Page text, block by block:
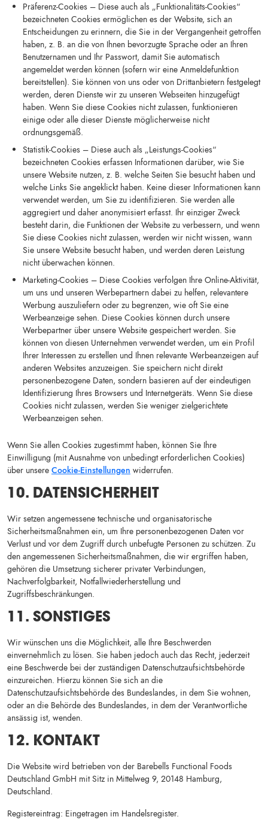
Präferenz-Cookies – Diese auch als „Funktionalitäts-Cookies“
bezeichneten Cookies ermöglichen es der Website, sich an
Entscheidungen zu erinnern, die Sie in der Vergangenheit getroffen
haben, z. B. an die von Ihnen bevorzugte Sprache oder an Ihren
Benutzernamen und Ihr Passwort, damit Sie automatisch
angemeldet werden können (sofern wir eine Anmeldefunktion
bereitstellen). Sie können von uns oder von Drittanbietern festgelegt
werden, deren Dienste wir zu unseren Webseiten hinzugefügt
haben. Wenn Sie diese Cookies nicht zulassen, funktionieren
einige oder alle dieser Dienste möglicherweise nicht
ordnungsgemäß.
Statistik-Cookies – Diese auch als „Leistungs-Cookies“
bezeichneten Cookies erfassen Informationen darüber, wie Sie
unsere Website nutzen, z. B. welche Seiten Sie besucht haben und
welche Links Sie angeklickt haben. Keine dieser Informationen kann
verwendet werden, um Sie zu identifizieren. Sie werden alle
aggregiert und daher anonymisiert erfasst. Ihr einziger Zweck
besteht darin, die Funktionen der Website zu verbessern, und wenn
Sie diese Cookies nicht zulassen, werden wir nicht wissen, wann
Sie unsere Website besucht haben, und werden deren Leistung
nicht überwachen können.
Marketing-Cookies – Diese Cookies verfolgen Ihre Online-Aktivität,
um uns und unseren Werbepartnern dabei zu helfen, relevantere
Werbung auszuliefern oder zu begrenzen, wie oft Sie eine
Werbeanzeige sehen. Diese Cookies können durch unsere
Werbepartner über unsere Website gespeichert werden. Sie
können von diesen Unternehmen verwendet werden, um ein Profil
Ihrer Interessen zu erstellen und Ihnen relevante Werbeanzeigen auf
anderen Websites anzuzeigen. Sie speichern nicht direkt
personenbezogene Daten, sondern basieren auf der eindeutigen
Identifizierung Ihres Browsers und Internetgeräts. Wenn Sie diese
Cookies nicht zulassen, werden Sie weniger zielgerichtete
Werbeanzeigen sehen.
Wenn Sie allen Cookies zugestimmt haben, können Sie Ihre
Einwilligung (mit Ausnahme von unbedingt erforderlichen Cookies)
über unsere Cookie-Einstellungen widerrufen.
10. DATENSICHERHEIT
Wir setzen angemessene technische und organisatorische
Sicherheitsmaßnahmen ein, um Ihre personenbezogenen Daten vor
Verlust und vor dem Zugriff durch unbefugte Personen zu schützen. Zu
den angemessenen Sicherheitsmaßnahmen, die wir ergriffen haben,
gehören die Umsetzung sicherer privater Verbindungen,
Nachverfolgbarkeit, Notfallwiederherstellung und
Zugriffsbeschränkungen.
11. SONSTIGES
Wir wünschen uns die Möglichkeit, alle Ihre Beschwerden
einvernehmlich zu lösen. Sie haben jedoch auch das Recht, jederzeit
eine Beschwerde bei der zuständigen Datenschutzaufsichtsbehörde
einzureichen. Hierzu können Sie sich an die
Datenschutzaufsichtsbehörde des Bundeslandes, in dem Sie wohnen,
oder an die Behörde des Bundeslandes, in dem der Verantwortliche
ansässig ist, wenden.
12. KONTAKT
Die Website wird betrieben von der Barebells Functional Foods
Deutschland GmbH mit Sitz in Mittelweg 9, 20148 Hamburg,
Deutschland.
Registereintrag: Eingetragen im Handelsregister.